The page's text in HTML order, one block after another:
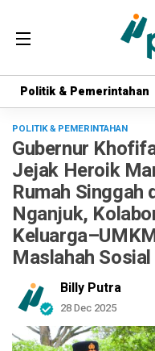
Politik & Pemerintahan
Politik & Pemerintahan
POLITIK & PEMERINTAHAN
Gubernur
Jejak Heroik
Rumah Singgah
Nganjuk,
Maslahah Sosial
Billy Putra
28 Dec 2025